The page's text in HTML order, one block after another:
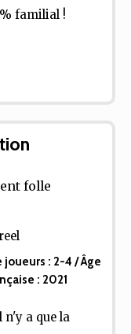
familial !
folle
joueurs : 2-4 / Âge
: 2021
n'y a que la